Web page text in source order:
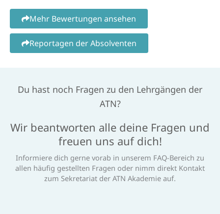
Mehr Bewertungen ansehen
Reportagen der Absolventen
Du hast noch Fragen zu den Lehrgängen der
ATN?
Wir beantworten alle deine Fragen und
freuen uns auf dich!
Informiere dich gerne vorab in unserem FAQ-Bereich zu
allen häufig gestellten Fragen oder nimm direkt Kontakt
zum Sekretariat der ATN Akademie auf.